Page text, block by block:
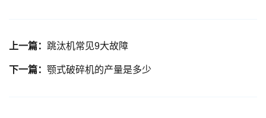
上一篇： 跳汰机常见9大故障
下一篇： 颚式破碎机的产量是多少